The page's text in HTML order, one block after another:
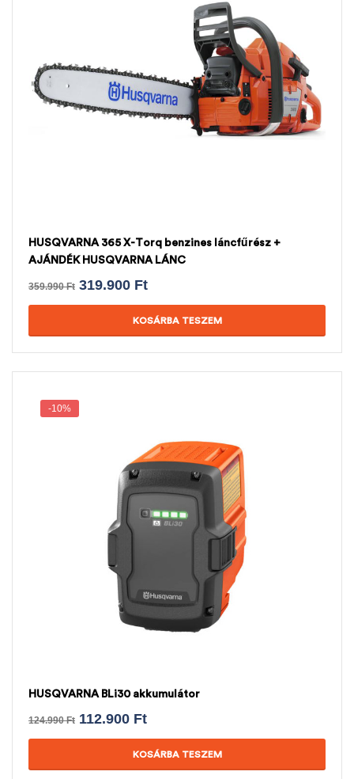
HUSQVARNA 365 X-Torq benzines láncfűrész +
AJÁNDÉK HUSQVARNA LÁNC
359.990Ft 319.900 Ft
KOSÁRBA TESZEM
-10%
HUSQVARNA BLi30 akkumulátor
124.990Ft 112.900 Ft
KOSÁRBA TESZEM